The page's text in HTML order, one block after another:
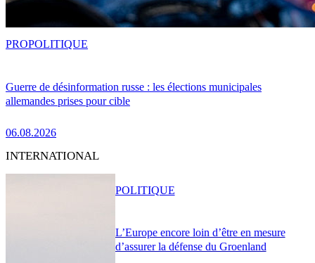
Guerre de désinformation russe : les élections municipales
allemandes prises pour cible
06.08.2026
PROPOLITIQUE
INTERNATIONAL
L’Europe encore loin d’être en mesure
d’assurer la défense du Groenland
POLITIQUE